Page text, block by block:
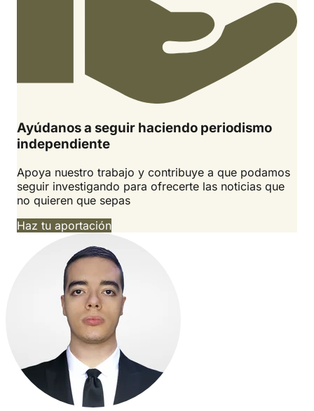
Ayúdanos a seguir haciendo periodismo
independiente
Apoya nuestro trabajo y contribuye a que podamos
seguir investigando para ofrecerte las noticias que
no quieren que sepas
Haz tu aportación